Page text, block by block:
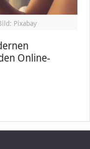
Pixabay
Online-